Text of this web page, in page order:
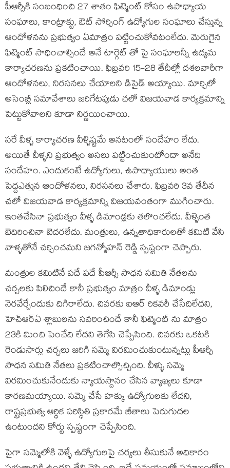
పీఆర్సీకి సంబంధించి 27 శాతం ఫిట్మెంట్ కోసం ఉపాధ్యాయ
సంఘాలు, కాంట్రాక్టు, ఔట్ సోర్సింగ్ ఉద్యోగుల సంఘాలు చేస్తున్న
ఆందోళనను ప్రభుత్వం ఏమాత్రం పట్టించుకోవటంలేదు. మెరుగైన
ఫిట్మెంట్ సాధించాల్సిందే అనే టార్గెట్ తో పై సంఘాలన్నీ ఉద్యమ
కార్యాచరణను ప్రకటించాయి. ఫిబ్రవరి 15-28 తేదీల్లో దశలవారీగా
ఆందోళనలు, నిరసనలు చేయాలని డిసైడ్ అయ్యాయి. మార్చిలో
అసెంబ్లీ సమావేశాలు జరిగేటపుడు చలో విజయవాడ కార్యక్రమాన్ని
పెట్టుకోవాలని కూడా నిర్ణయించాయి.
సరే వీళ్ళ కార్యాచరణ వీళ్ళిష్టమే అనటంలో సందేహం లేదు.
అయితే వీళ్ళని ప్రభుత్వం అసలు పట్టించుకుంటోందా అనేది
సందేహం. ఎందుకంటే ఉద్యోగులు, ఉపాధ్యాయులు అంత
పెద్దఎత్తున ఆందోళనలు, నిరసనలు చేశారు. ఫిబ్రవరి 3వ తేదీన
చలో విజయవాడ కార్యక్రమాన్ని విజయవంతంగా ముగించారు.
ఇంతచేసినా ప్రభుత్వం వీళ్ళ డిమాండ్లకు తలొంచలేదు. వీళ్ళెంత
బెదిరించినా బెదరలేదు. మంత్రులు, ఉన్నతాధికారులతో కమిటి వేసి
వాళ్ళతోనే చర్చించమని జగన్మోహన్ రెడ్డి స్పష్టంగా చెప్పారు.
మంత్రుల కమిటినే పదే పదే పీఆర్సీ సాధన సమితి నేతలను
చర్చలకు పిలిచిందే కానీ ప్రభుత్వం మాత్రం వీళ్ళ డిమాండ్లు
నెరవేర్చేందుకు దిగిరాలేదు. చివరకు ఐఆర్ రికవరీ చేసేదిలేదని,
హెచ్ఆర్ఏ శ్లాబులను సవరించిందే కానీ ఫిట్మెంట్ ను మాత్రం
23కి మించి పెంచేది లేదని తెగేసి చెప్పేసింది. చివరకు ఒకటకి
రెండుసార్లు చర్చలు జరిగి సమ్మె విరమించుకుంటున్నట్లు పీఆర్సీ
సాధన సమితి నేతలు ప్రకటించాల్సొచ్చింది. వీళ్ళు సమ్మె
విరమించుకునేందుకు న్యాయస్దానం చేసిన వ్యాఖ్యలు కూడా
కారణమయ్యాయి. సమ్మె చేసే హక్కు ఉద్యోగులకు లేదని,
రాష్ట్రప్రభుత్వ ఆర్ధిక పరిస్ధితి ప్రకారమే జీతాలు పెరుగుదల
ఉంటుందని కోర్టు స్పష్టంగా చెప్పేసింది.
పైగా సమ్మెలోకి వెళ్ళే ఉద్యోగులపై చర్యలు తీసుకునే అధికారం